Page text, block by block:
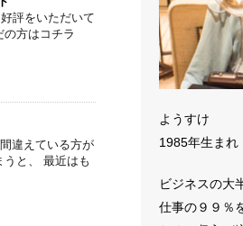
評をいただいて
方はコチラ
違えている方が
と、 最近はも
ようすけ
1985年生ま
ビジネスの大
仕事の９９％